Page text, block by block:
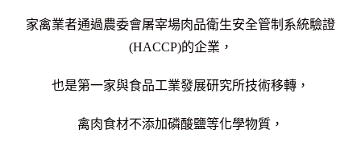
家禽業者通過農委會屠宰場肉品衛生安全管制系統驗證
(HACCP)的企業，
也是第一家與食品工業發展研究所技術移轉，
禽肉食材不添加磷酸鹽等化學物質，